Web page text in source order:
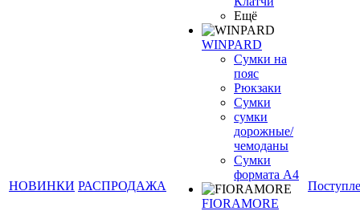
НОВИНКИ РАСПРОДАЖА
Ещё
WINPARD
Сумки на
пояс
Рюкзаки
Сумки
сумки
дорожные/
чемоданы
Сумки
формата А4
FIORAMORE